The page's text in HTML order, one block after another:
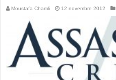
Moustafa Chamli 12 novembre 2012